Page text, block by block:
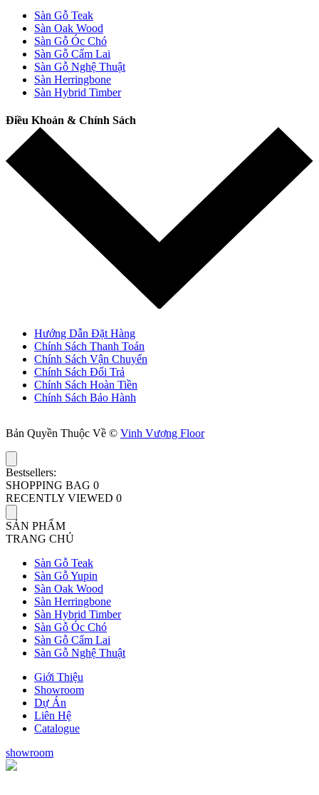
Sàn Gỗ Teak
Sàn Oak Wood
Sàn Gỗ Óc Chó
Sàn Gỗ Cẩm Lai
Sàn Gỗ Nghệ Thuật
Sàn Herringbone
Sàn Hybrid Timber
Điều Khoản & Chính Sách
Hướng Dẫn Đặt Hàng
Chính Sách Thanh Toán
Chính Sách Vận Chuyển
Chính Sách Đổi Trả
Chính Sách Hoàn Tiền
Chính Sách Bảo Hành
Bản Quyền Thuộc Về © Vinh Vượng Floor
Bestsellers:
SHOPPING BAG 0
RECENTLY VIEWED 0
SẢN PHẨM
TRANG CHỦ
Sàn Gỗ Teak
Sàn Gỗ Yupin
Sàn Oak Wood
Sàn Herringbone
Sàn Hybrid Timber
Sàn Gỗ Óc Chó
Sàn Gỗ Cẩm Lai
Sàn Gỗ Nghệ Thuật
Giới Thiệu
Showroom
Dự Án
Liên Hệ
Catalogue
showroom